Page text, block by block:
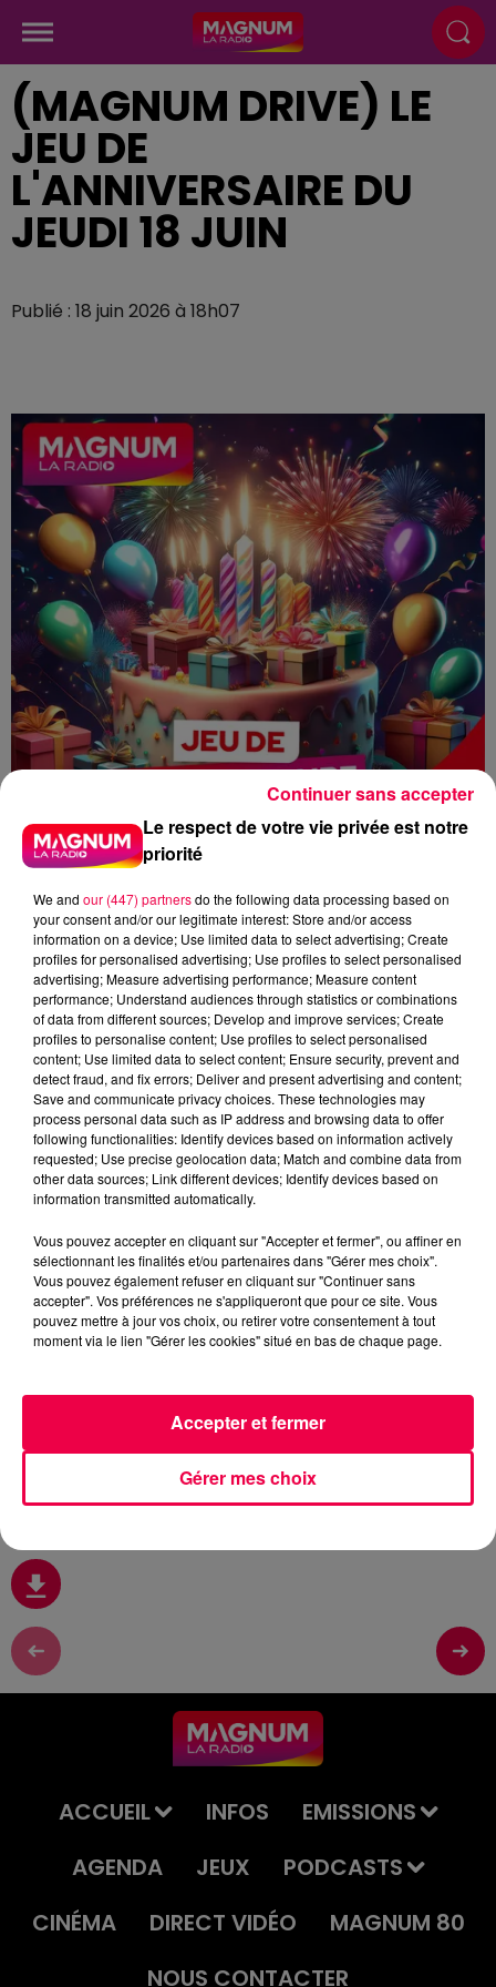
(MAGNUM DRIVE) LE
JEU DE
L'ANNIVERSAIRE DU
JEUDI 18 JUIN
Publié : 18 juin 2026 à 18h07
MAGNUM LA RADIO
MAGNUM DRIVE
LE JEU DE L'ANNIVERSAIRE
VOSGES
LE THOLY
NATHAN SLAMA
(MAGNUM DRIVE) Le jeu de l'anniversaire du Jeudi
18 Juin
0:00 3 min 4 sec
18 juin 2026 - 3 min 4 sec
DU JEUDI 18 JUIN
(MAGNUM DRIVE) Le jeu de l'anniversaire du Jeudi 18
Juin
ACCUEIL INFOS
EMISSIONS
AGENDA
JEUX
PODCASTS
CINÉMA
DIRECT VIDÉO
MAGNUM 80
NOUS CONTACTER
Le respect de votre vie privée est notre
priorité
We and our (447) partnersdo the following data processing based on
your consent and/or our legitimate interest: Store and/or access
information on a device; Use limited data to select advertising; Create
profiles for personalised advertising; Use profiles to select personalised
advertising; Measure advertising performance; Measure content
performance; Understand audiences through statistics or combinations
of data from different sources; Develop and improve services; Create
profiles to personalise content; Use profiles to select personalised
content; Use limited data to select content; Ensure security, prevent and
detect fraud, and fix errors; Deliver and present advertising and content;
Save and communicate privacy choices. These technologies may
process personal data such as IP address and browsing data to offer
following functionalities: Identify devices based on information actively
requested; Use precise geolocation data; Match and combine data from
other data sources; Link different devices; Identify devices based on
information transmitted automatically.
Vous pouvez accepter en cliquant sur "Accepter et fermer", ou affiner en
sélectionnant les finalités et/ou partenaires dans "Gérer mes choix".
Vous pouvez également refuser en cliquant sur "Continuer sans
accepter". Vos préférences ne s'appliqueront que pour ce site. Vous
pouvez mettre à jour vos choix, ou retirer votre consentement à tout
moment via le lien "Gérer les cookies" situé en bas de chaque page.
Gérer mes choix
Accepter et fermer
Continuer sans accepter